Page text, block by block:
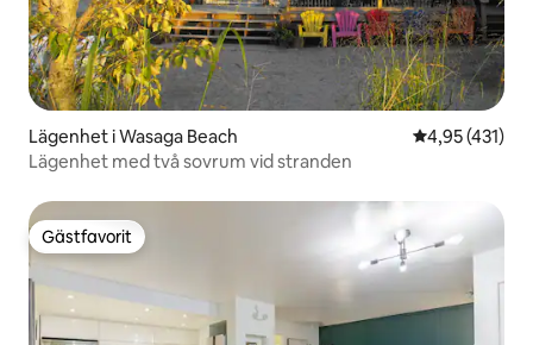
Lägenhet i Wasaga Beach 4,95 av 5 i
4,95 (431)
Lägenhet med två sovrum vid stranden
Gästfavorit
Gästfavorit